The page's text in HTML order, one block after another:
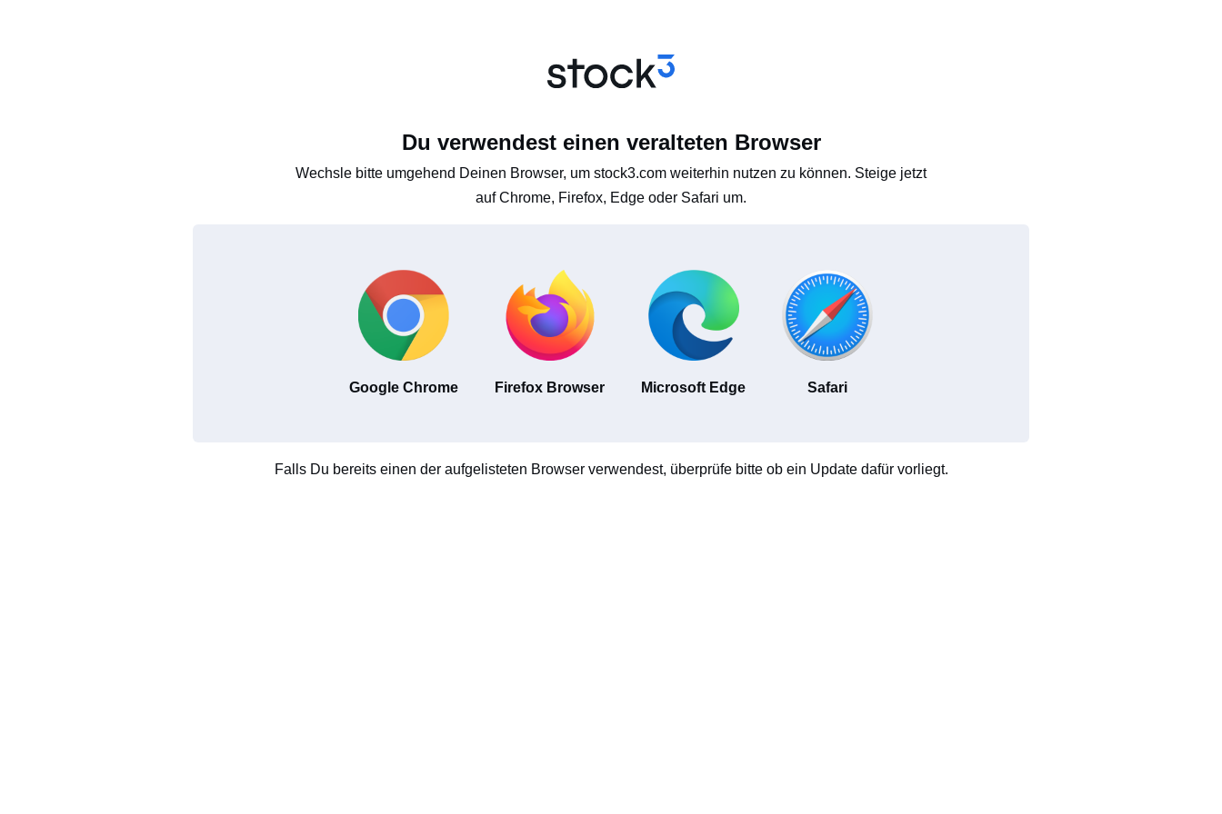
Du verwendest einen veralteten Browser
Wechsle bitte umgehend Deinen Browser, um stock3.com weiterhin nutzen zu können. Steige jetzt
auf Chrome, Firefox, Edge oder Safari um.
Google Chrome Firefox Browser Microsoft Edge Safari
Falls Du bereits einen der aufgelisteten Browser verwendest, überprüfe bitte ob ein Update dafür vorliegt.